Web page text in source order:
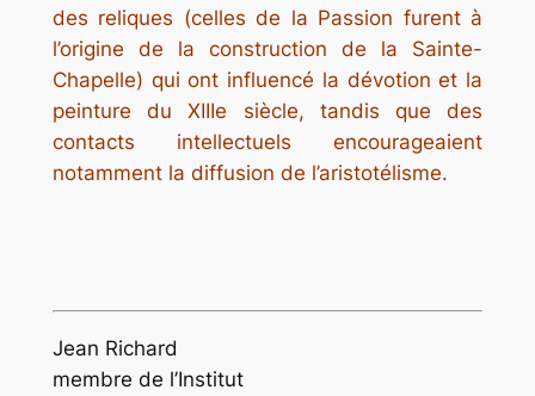
des reliques (celles de la Passion furent à
l’origine de la construction de la Sainte-
Chapelle) qui ont influencé la dévotion et la
peinture du XIIIe siècle, tandis que des
contacts intellectuels encourageaient
notamment la diffusion de l’aristotélisme.
Jean Richard
membre de l’Institut